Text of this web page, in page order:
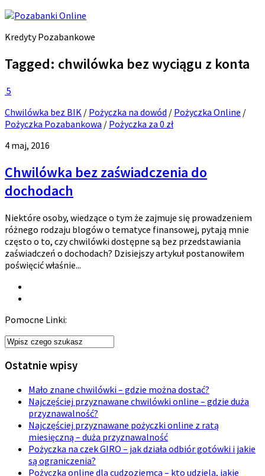
Kredyty Pozabankowe
Tagged: chwilówka bez wyciągu z konta
5
Chwilówka bez BIK / Pożyczka na dowód / Pożyczka Online /
Pożyczka Pozabankowa / Pożyczka za 0 zł
4 maj, 2016
Chwilówka bez zaświadczenia do
dochodach
Niektóre osoby, wiedzące o tym że zajmuje się prowadzeniem
różnego rodzaju blogów o tematyce finansowej, pytają mnie
często o to, czy chwilówki dostępne są bez przedstawiania
zaświadczeń o dochodach? Dzisiejszy artykuł postanowiłem
poświęcić właśnie...
Pomocne Linki:
Ostatnie wpisy
Mało znane chwilówki – gdzie można dostać?
Najczęściej przyznawane chwilówki online – gdzie duża
przyznawalność?
Najczęściej przyznawane pożyczki online z ratą
miesięczną – duża przyznawalność
Pożyczka na czek GIRO – jak działa odbiór gotówki i jakie
są ograniczenia?
Pożyczka online dla cudzoziemca – kto udziela, jakie